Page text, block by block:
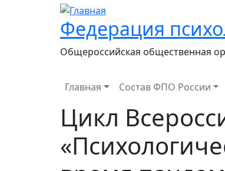
Федерация
Общероссийская общественная
Main navigation
Главная Состав ФПО России
Цикл